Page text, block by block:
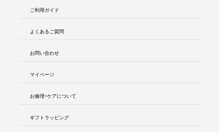
ご利用ガイド
よくあるご質問
お問い合わせ
マイページ
お修理・ケアについて
ギフトラッピング